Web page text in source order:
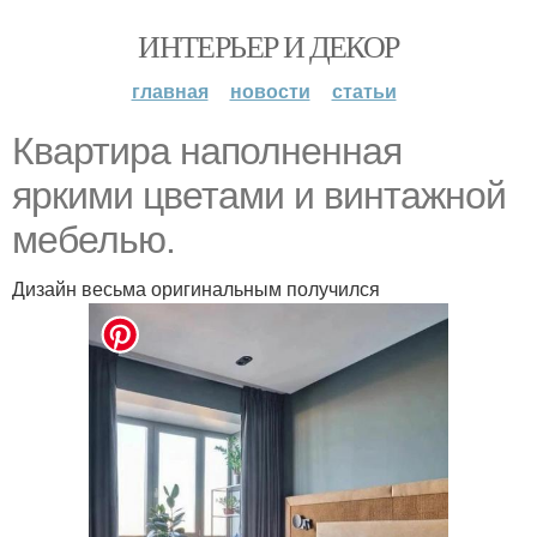
ИНТЕРЬЕР И ДЕКОР
главная новости статьи
Квартира наполненная
яркими цветами и винтажной
мебелью.
Дизайн весьма оригинальным получился